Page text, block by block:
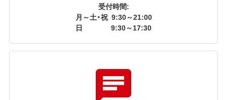
受付時間:
月～土・祝 9:30～21:00
日
9:30～17:30